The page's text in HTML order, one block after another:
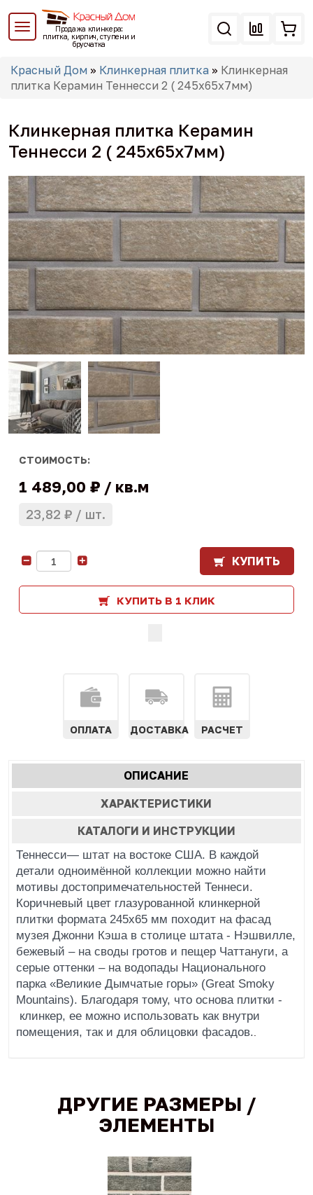
Перейти
основному
Продажа клинкера:
плитка, кирпич, ступени и
брусчатка
Вы
здесь
Красный Дом » Клинкерная плитка » Клинкерная
плитка Керамин Теннесси 2 ( 245x65x7мм)
Клинкерная плитка Керамин
Теннесси 2 ( 245x65x7мм)
СТОИМОСТЬ:
1 489,00 ₽ кв.м
23,82 ₽ шт.
КУПИТЬ
КУПИТЬ В 1 КЛИК
ОПЛАТА ДОСТАВКА РАСЧЕТ
Характеристики
табы
ОПИСАНИЕ
ВКЛАДКА)
ХАРАКТЕРИСТИКИ
КАТАЛОГИ И ИНСТРУКЦИИ
Теннесси— штат на востоке США. В каждой
детали одноимённой коллекции можно найти
мотивы достопримечательностей Теннеси.
Коричневый цвет глазурованной клинкерной
плитки формата 245х65 мм походит на фасад
музея Джонни Кэша в столице штата - Нэшвилле,
бежевый – на своды гротов и пещер Чаттануги, а
серые оттенки – на водопады Национального
парка «Великие Дымчатые горы» (Great Smoky
Mountains). Благодаря тому, что основа плитки -
клинкер, ее можно использовать как внутри
помещения, так и для облицовки фасадов.
ДРУГИЕ РАЗМЕРЫ /
ЭЛЕМЕНТЫ